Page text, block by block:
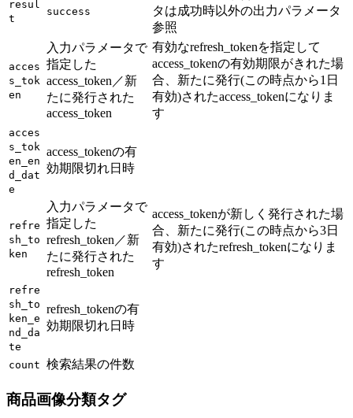
resul
t
success
タは成功時以外の出力パラメータ
参照
acces
s_tok
en
入力パラメータで
指定した
access_token／新
たに発行された
access_token
有効なrefresh_tokenを指定して
access_tokenの有効期限がきれた場
合、新たに発行(この時点から1日
有効)されたaccess_tokenになりま
す
acces
s_tok
en_en
d_dat
e
access_tokenの有
効期限切れ日時
refre
sh_to
ken
入力パラメータで
指定した
refresh_token／新
たに発行された
refresh_token
access_tokenが新しく発行された場
合、新たに発行(この時点から3日
有効)されたrefresh_tokenになりま
す
refre
sh_to
ken_e
nd_da
te
refresh_tokenの有
効期限切れ日時
count 検索結果の件数
商品画像分類タグ